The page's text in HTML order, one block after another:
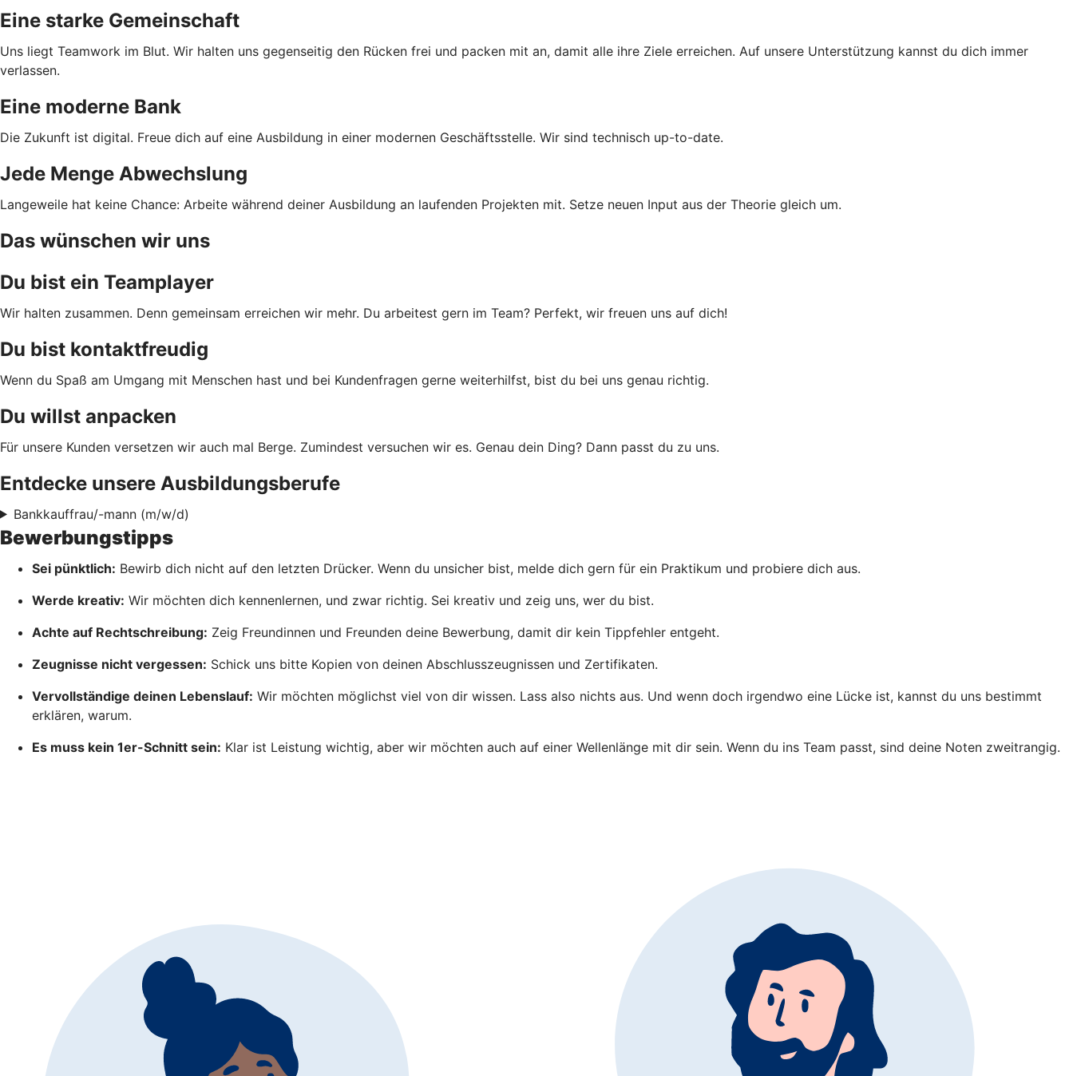
Eine starke Gemeinschaft
Uns liegt Teamwork im Blut. Wir halten uns gegenseitig den Rücken frei und packen mit an, damit alle ihre Ziele erreichen. Auf unsere Unterstützung kannst du dich immer
verlassen.
Eine moderne Bank
Die Zukunft ist digital. Freue dich auf eine Ausbildung in einer modernen Geschäftsstelle. Wir sind technisch up-to-date.
Jede Menge Abwechslung
Langeweile hat keine Chance: Arbeite während deiner Ausbildung an laufenden Projekten mit. Setze neuen Input aus der Theorie gleich um.
Das wünschen wir uns
Du bist ein Teamplayer
Wir halten zusammen. Denn gemeinsam erreichen wir mehr. Du arbeitest gern im Team? Perfekt, wir freuen uns auf dich!
Du bist kontaktfreudig
Wenn du Spaß am Umgang mit Menschen hast und bei Kundenfragen gerne weiterhilfst, bist du bei uns genau richtig.
Du willst anpacken
Für unsere Kunden versetzen wir auch mal Berge. Zumindest versuchen wir es. Genau dein Ding? Dann passt du zu uns.
Entdecke unsere Ausbildungsberufe
Bankkauffrau/-mann (m/w/d)
Bewerbungstipps
Sei pünktlich: Bewirb dich nicht auf den letzten Drücker. Wenn du unsicher bist, melde dich gern für ein Praktikum und probiere dich aus.
Werde kreativ: Wir möchten dich kennenlernen, und zwar richtig. Sei kreativ und zeig uns, wer du bist.
Achte auf Rechtschreibung: Zeig Freundinnen und Freunden deine Bewerbung, damit dir kein Tippfehler entgeht.
Zeugnisse nicht vergessen: Schick uns bitte Kopien von deinen Abschlusszeugnissen und Zertifikaten.
Vervollständige deinen Lebenslauf: Wir möchten möglichst viel von dir wissen. Lass also nichts aus. Und wenn doch irgendwo eine Lücke ist, kannst du uns bestimmt
erklären, warum.
Es muss kein 1er-Schnitt sein: Klar ist Leistung wichtig, aber wir möchten auch auf einer Wellenlänge mit dir sein. Wenn du ins Team passt, sind deine Noten zweitrangig.